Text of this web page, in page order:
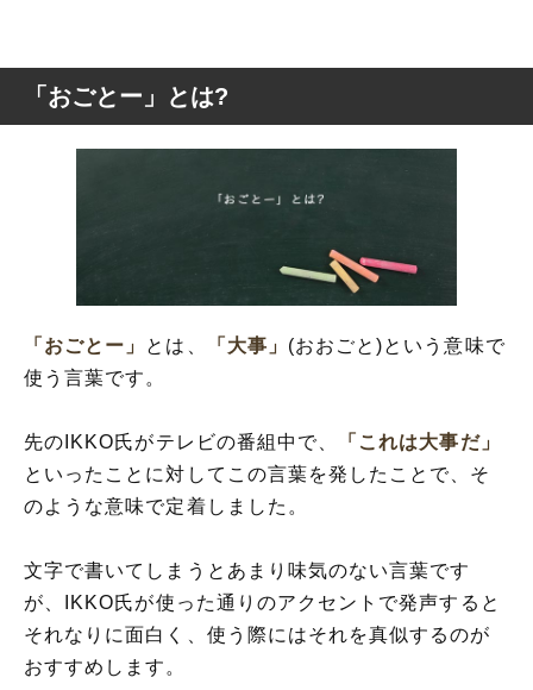
「おごとー」とは?
「おごとー」とは?
「おごとー」 とは、 「大事」 (おおごと)という意味で
使う言葉です。
先のIKKO氏がテレビの番組中で、
「これは大事だ」
といったことに対してこの言葉を発したことで、そ
のような意味で定着しました。
文字で書いてしまうとあまり味気のない言葉です
が、IKKO氏が使った通りのアクセントで発声すると
それなりに面白く、使う際にはそれを真似するのが
おすすめします。